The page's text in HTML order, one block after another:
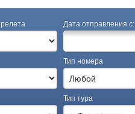
Дата отправления с:
Тип номера
Тип тура